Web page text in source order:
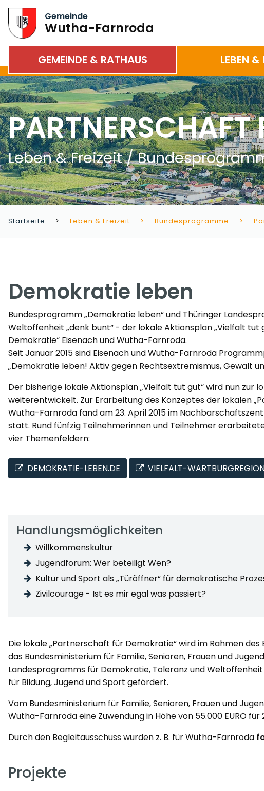
Gemeinde
Wutha-Farnroda
GEMEINDE & RATHAUS LEBEN &
PARTNERSCHAFT
Leben & Freizeit /
Startseite Leben & Freizeit Bundesprogramme
Demokratie leben
Bundesprogramm „Demokratie leben“ und Thüringer
Weltoffenheit „denk bunt“ - der lokale Aktionsplan „Vielfalt tut
Demokratie“ Eisenach und Wutha-Farnroda.
Seit Januar 2015 sind Eisenach und Wutha-Farnroda
„Demokratie leben! Aktiv gegen Rechtsextremismus, Gewalt
Der bisherige lokale Aktionsplan „Vielfalt tut gut“ wird nun zur
weiterentwickelt. Zur Erarbeitung des Konzeptes der lokalen
Wutha-Farnroda fand am 23. April 2015 im
statt. Rund fünfzig Teilnehmerinnen und Teilnehmer
vier Themenfeldern:
DEMOKRATIE-LEBEN.DE VIELFALT-
Handlungsmöglichkeiten
Willkommenskultur
Jugendforum: Wer beteiligt Wen?
Kultur und Sport als „Türöffner“ für demokratische
Zivilcourage - Ist es mir egal was passiert?
Die lokale „Partnerschaft für Demokratie“ wird im Rahmen
das Bundesministerium für Familie, Senioren, Frauen und
Landesprogramms für Demokratie, Toleranz und
für Bildung, Jugend und Sport gefördert.
Vom Bundesministerium für Familie, Senioren, Frauen und
Wutha-Farnroda eine Zuwendung in Höhe von 55.000 EURO für
Durch den Begleitausschuss wurden z. B. für Wutha-Farnroda
Projekte